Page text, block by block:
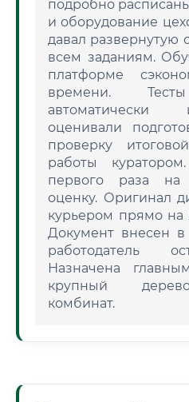
подробно
и оборудование
давал развернутую
всем заданиям.
платформе
времени.
оценивали
проверку
работы
первого раза
оценку. Оригинал
курьером прямо на
Документ внесен
работодатель
Назначена
крупный
комбинат.